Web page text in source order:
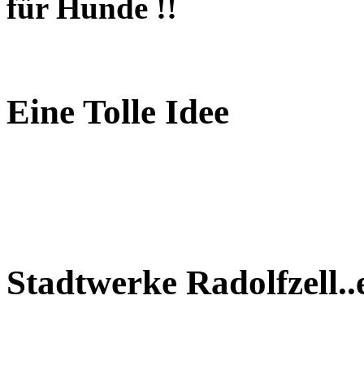
für Hunde !!
Eine Tolle Idee
Stadtwerke